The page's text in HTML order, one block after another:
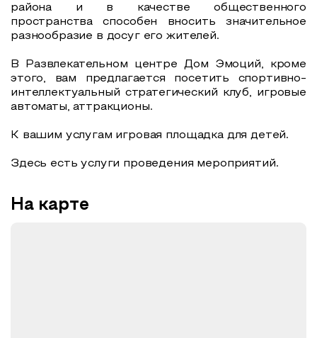
района и в качестве общественного
пространства способен вносить значительное
разнообразие в досуг его жителей.
В Развлекательном центре Дом Эмоций, кроме
этого, вам предлагается посетить спортивно-
интеллектуальный стратегический клуб, игровые
автоматы, аттракционы.
К вашим услугам игровая площадка для детей.
Здесь есть услуги проведения мероприятий.
На карте